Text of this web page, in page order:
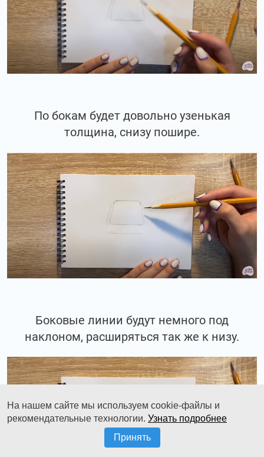
По бокам будет довольно узенькая
толщина, снизу пошире.
Боковые линии будут немного под
наклоном, расширяться так же к низу.
На нашем сайте мы используем cookie-файлы и
рекомендательные технологии. Узнать подробнее
Принять